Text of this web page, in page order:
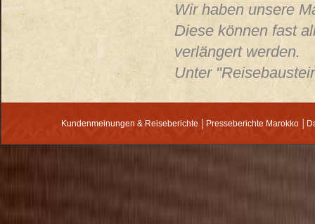
Wir haben unsere
Diese können fast
verlängert werden.
Unter
Kundenmeinungen & Reiseberichte Presseberichte Marokko│